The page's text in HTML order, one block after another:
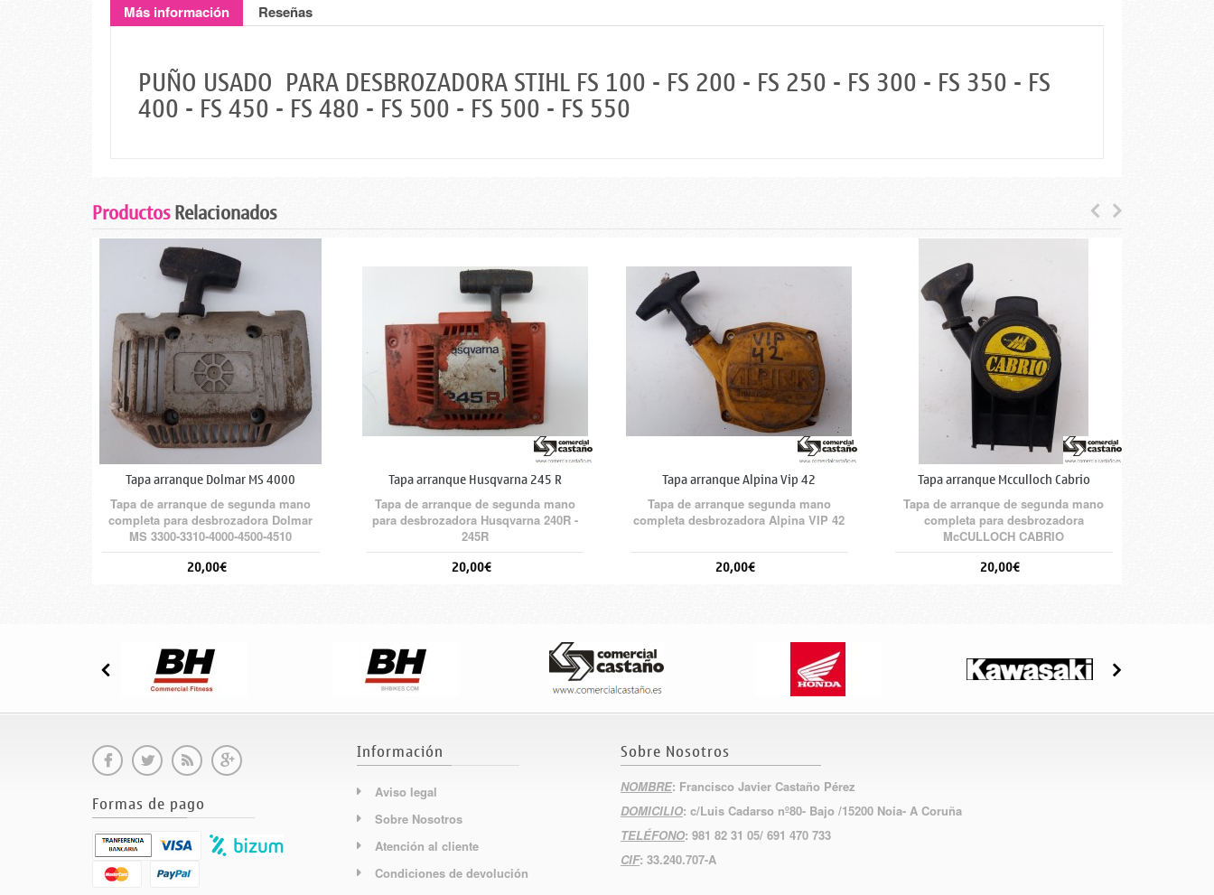
Más información Reseñas
PUÑO USADO PARA DESBROZADORA STIHL FS 100 - FS 200 - FS 250 - FS 300 - FS 350 - FS
400 - FS 450 - FS 480 - FS 500 - FS 500 - FS 550
ProductosRelacionados
Tapa arranque Dolmar MS 4000
Tapa de arranque de segunda mano
completa para desbrozadora Dolmar
MS 3300-3310-4000-4500-4510
20,00€
Tapa arranque Husqvarna 245 R
Tapa de arranque de segunda mano
para desbrozadora Husqvarna 240R -
245R
20,00€
Tapa arranque Alpina Vip 42
Tapa de arranque segunda mano
completa desbrozadora Alpina VIP 42
20,00€
Tapa arranque Mcculloch Cabrio
Tapa de arranque de segunda mano
completa para desbrozadora
McCULLOCH CABRIO
20,00€
Formas de pago
Información
Aviso legal
Sobre Nosotros
Atención al cliente
Condiciones de devolución
Sobre Nosotros
NOMBRE: Francisco Javier Castaño Pérez
DOMICILIO: c/Luis Cadarso nº80- Bajo /15200 Noia- A Coruña
TELÉFONO: 981 82 31 05/ 691 470 733
CIF: 33.240.707-A